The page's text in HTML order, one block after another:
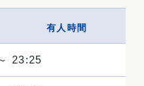
有人時間
23:25